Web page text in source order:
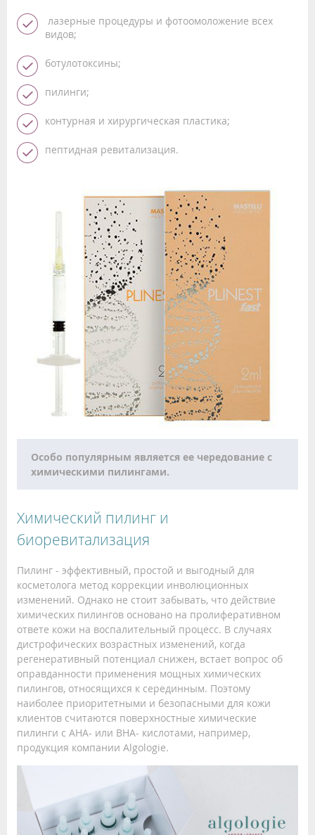
лазерные процедуры и фотоомоложение всех
видов;
ботулотоксины;
пилинги;
контурная и хирургическая пластика;
пептидная ревитализация.
Особо популярным является ее чередование с
химическими пилингами.
Химический пилинг и
биоревитализация
Пилинг - эффективный, простой и выгодный для
косметолога метод коррекции инволюционных
изменений. Однако не стоит забывать, что действие
химических пилингов основано на пролиферативном
ответе кожи на воспалительный процесс. В случаях
дистрофических возрастных изменений, когда
регенеративный потенциал снижен, встает вопрос об
оправданности применения мощных химических
пилингов, относящихся к серединным. Поэтому
наиболее приоритетными и безопасными для кожи
клиентов считаются поверхностные химические
пилинги с AHA- или BHA- кислотами, например,
продукция компании Algologie.